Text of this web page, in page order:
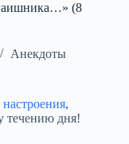
(8
Анекдоты
,
течению дня!